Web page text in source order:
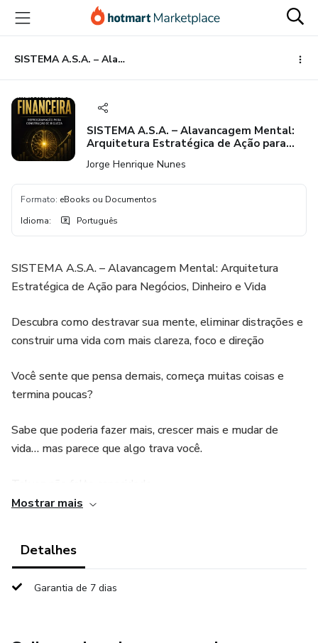
para
conteúdo
principal
para
pagamento
para
rodapé
SISTEMA A.S.A. – Alavancagem Mental: Arquitetura Estratégica de Ação para Negócios, Dinheiro e Vida
SISTEMA A.S.A. – Alavancagem Mental:
Arquitetura Estratégica de Ação para
Jorge Henrique Nunes
Formato: eBooks ou Documentos
Idioma: Português
SISTEMA A.S.A. – Alavancagem Mental: Arquitetura
Estratégica de Ação para Negócios, Dinheiro e Vida
Descubra como destravar sua mente, eliminar distrações e
construir uma vida com mais clareza, foco e direção
Você sente que pensa demais, começa muitas coisas e
termina poucas?
Sabe que poderia fazer mais, crescer mais e mudar de
vida… mas parece que algo trava você.
A verdade é que a maioria das pessoas vive no automático:
reage em vez de decidir
Mostrar mais
Detalhes
Garantia de 7 dias